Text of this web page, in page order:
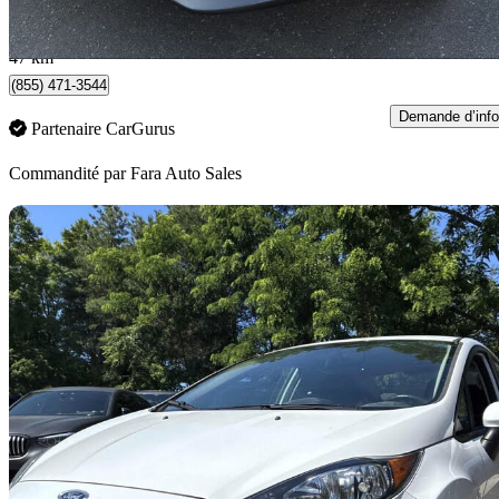
136 $/mois env.
Whitchurch-Stouffville, ON
47 km
(855) 471-3544
Partenaire CarGurus
Demande d’info
Commandité parFara Auto Sales